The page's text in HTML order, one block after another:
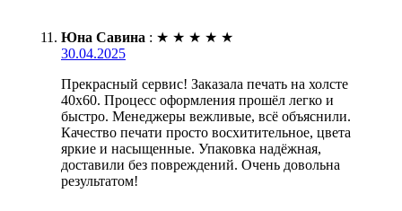
Юна Савина : ★ ★ ★ ★ ★
30.04.2025
Прекрасный сервис! Заказала печать на холсте
40х60. Процесс оформления прошёл легко и
быстро. Менеджеры вежливые, всё объяснили.
Качество печати просто восхитительное, цвета
яркие и насыщенные. Упаковка надёжная,
доставили без повреждений. Очень довольна
результатом!